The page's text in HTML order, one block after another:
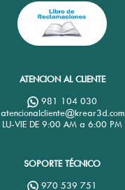
ATENCION AL CLIENTE
981 104 030
atencionalcliente@krear3d.com
LU-VIE DE 9:00 AM a 6:00 PM
SOPORTE TÉCNICO
970 539 751